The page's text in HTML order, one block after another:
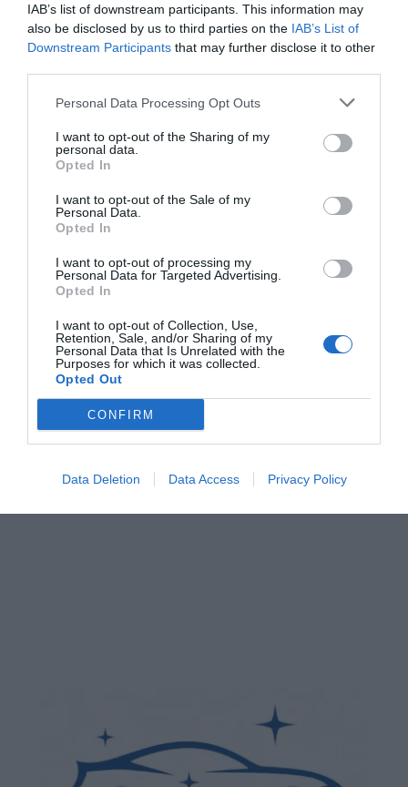
IAB’s list of downstream participants. This information may
also be disclosed by us to third parties on the IAB’s List of
Downstream Participants that may further disclose it to other
Personal Data Processing Opt Outs
I want to opt-out of the Sharing of my
personal data.
Opted In
I want to opt-out of the Sale of my
Personal Data.
Opted In
I want to opt-out of processing my
Personal Data for Targeted Advertising.
Opted In
I want to opt-out of Collection, Use,
Retention, Sale, and/or Sharing of my
Personal Data that Is Unrelated with the
Purposes for which it was collected.
Opted Out
CONFIRM
Data Deletion Data Access Privacy Policy
ΣΧΟΛΙΚΑ ΨΥΧΟΛΟΓΙΑ
ΔΗΜΟΣΊΕΥΣΗ ΣΧΟΛΊΟΥ
0 Σχόλια